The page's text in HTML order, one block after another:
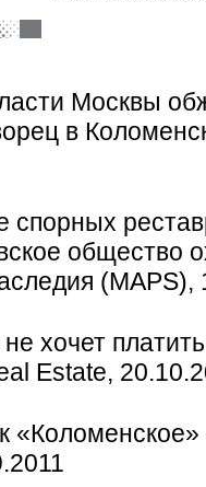
Москвы
в
спорных
общество
(MAPS),
хочет
Estate,
«Коломенское»